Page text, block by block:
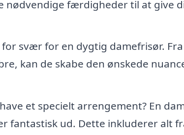
nødvendige færdigheder til at give
svær for en dygtig damefrisør.
kan de skabe den ønskede
et specielt arrengement? En
fantastisk ud. Dette inkluderer alt